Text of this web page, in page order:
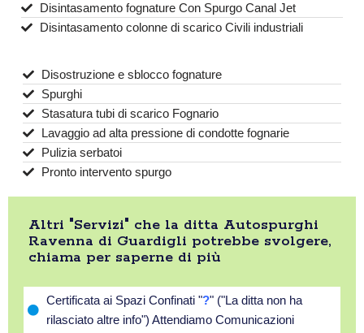
Disintasamento fognature Con Spurgo Canal Jet
Disintasamento colonne di scarico Civili industriali
Disostruzione e sblocco fognature
Spurghi
Stasatura tubi di scarico Fognario
Lavaggio ad alta pressione di condotte fognarie
Pulizia serbatoi
Pronto intervento spurgo
Altri "Servizi" che la ditta Autospurghi
Ravenna di Guardigli potrebbe svolgere,
chiama per saperne di più
Certificata ai Spazi Confinati "?" ("La ditta non ha
rilasciato altre info") Attendiamo Comunicazioni